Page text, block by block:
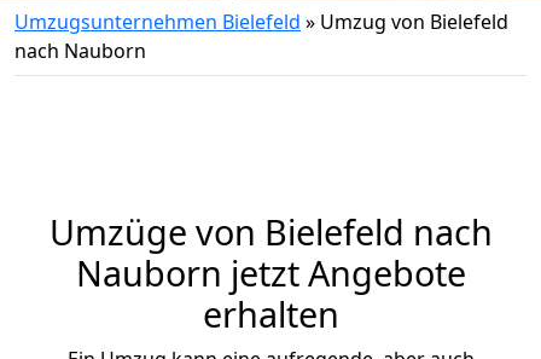
Umzugsunternehmen Bielefeld » Umzug von Bielefeld
nach Nauborn
Umzüge von Bielefeld nach
Nauborn jetzt Angebote
erhalten